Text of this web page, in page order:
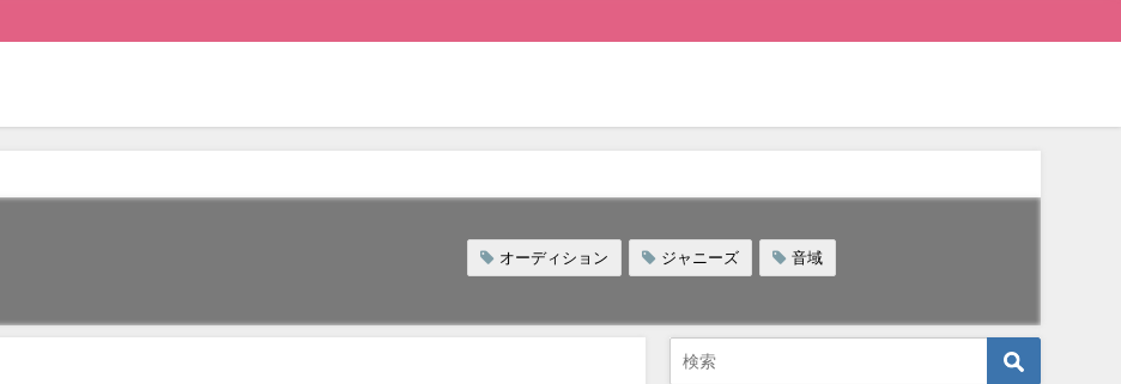
オーディション ジャニーズ 音域